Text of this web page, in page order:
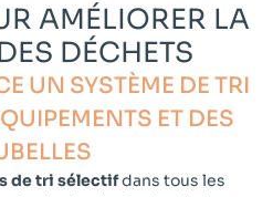
AMÉLIORER LA
DÉCHETS
UN SYSTÈME DE TRI
ET DES
de tri sélectifdans tous les